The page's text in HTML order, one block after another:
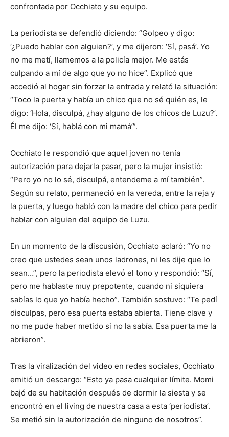
confrontada por Occhiato y su equipo.
La periodista se defendió diciendo: “Golpeo y digo:
‘¿Puedo hablar con alguien?’, y me dijeron: ‘Sí, pasá’. Yo
no me metí, llamemos a la policía mejor. Me estás
culpando a mí de algo que yo no hice”. Explicó que
accedió al hogar sin forzar la entrada y relató la situación:
“Toco la puerta y había un chico que no sé quién es, le
digo: ‘Hola, disculpá, ¿hay alguno de los chicos de Luzu?’.
Él me dijo: ‘Sí, hablá con mi mamá’”.
Occhiato le respondió que aquel joven no tenía
autorización para dejarla pasar, pero la mujer insistió:
“Pero yo no lo sé, disculpá, entendeme a mí también”.
Según su relato, permaneció en la vereda, entre la reja y
la puerta, y luego habló con la madre del chico para pedir
hablar con alguien del equipo de Luzu.
En un momento de la discusión, Occhiato aclaró: “Yo no
creo que ustedes sean unos ladrones, ni les dije que lo
sean…”, pero la periodista elevó el tono y respondió: “Sí,
pero me hablaste muy prepotente, cuando ni siquiera
sabías lo que yo había hecho”. También sostuvo: “Te pedí
disculpas, pero esa puerta estaba abierta. Tiene clave y
no me pude haber metido si no la sabía. Esa puerta me la
abrieron”.
Tras la viralización del video en redes sociales, Occhiato
emitió un descargo: “Esto ya pasa cualquier límite. Momi
bajó de su habitación después de dormir la siesta y se
encontró en el living de nuestra casa a esta ‘periodista’.
Se metió sin la autorización de ninguno de nosotros”.